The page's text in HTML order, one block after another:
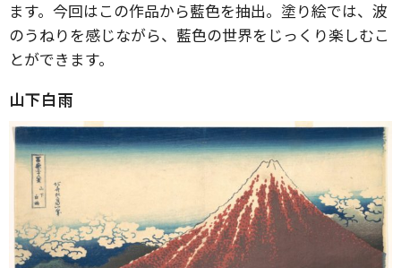
ます。今回はこの作品から藍色を抽出。塗り絵では、波
のうねりを感じながら、藍色の世界をじっくり楽しむこ
とができます。
山下白雨